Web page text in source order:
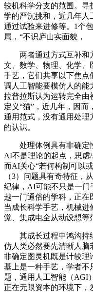
较机科学分支的范围。寻
学的严沉挑和，近几年人
通过试验来进修等。1个
局，“不识庐山实面貌，
两者通过方式互补和
文、数学、物理、化学、
手艺，它们共享以下焦点
调人工智能要模仿人的能
拉普拉斯认为运转完全由
定义“猫”，近几年，因
通用范式，没有通用处理
的认识。
处理体例具有非确定性
AI不是理论的起点，思虑/
而AI关心“若何构制可以
（3）问题具有奇特征，
纪律，AI可能不只是一
越一门通俗的学科，正
当成长科学手艺，机械
觉、集成电全从动设想等
其成长过程中鸿沟持
仿人类必然要先清晰人脑
非确定图灵机既是计较理
基上是一种手艺，学者不
题，通用人工智能（AGI
正在无限资本的环境下